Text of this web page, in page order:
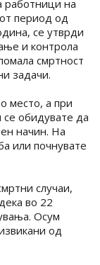
работници на
период од
се утврди
и контрола
смртност
задачи.
место, а при
се обидувате да
начин. На
или почнувате
случаи,
во 22
Осум
од